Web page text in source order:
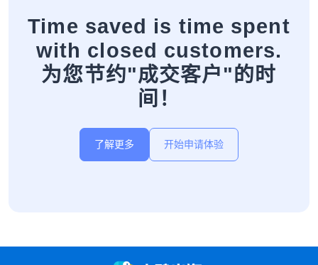
Time saved is time spent
with closed customers.
为您节约"成交客户"的时
间！
了解更多 开始申请体验